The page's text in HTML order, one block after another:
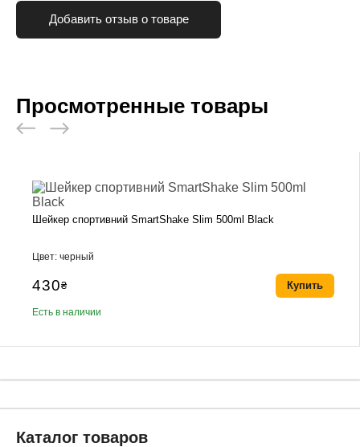
Добавить отзыв о товаре
Просмотренные товары
Шейкер спортивний SmartShake Slim 500ml Black
Цвет: черный
430₴
Есть в наличии
Купить
Каталог товаров